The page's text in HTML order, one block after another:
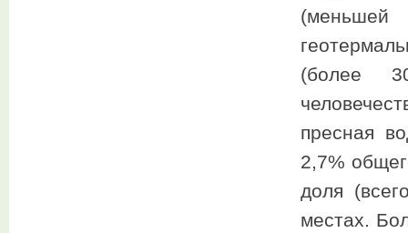
(более
пресная
2,7%
доля
местах.